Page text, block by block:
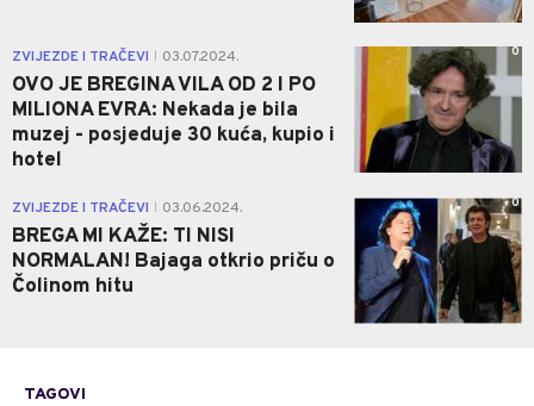
ZVIJEZDE I TRAČEVI 03.07.2024.
OVO JE BREGINA VILA OD 2 I PO
MILIONA EVRA: Nekada je bila
muzej - posjeduje 30 kuća, kupio i
hotel
0
ZVIJEZDE I TRAČEVI 03.06.2024.
BREGA MI KAŽE: TI NISI
NORMALAN! Bajaga otkrio priču o
Čolinom hitu
0
TAGOVI